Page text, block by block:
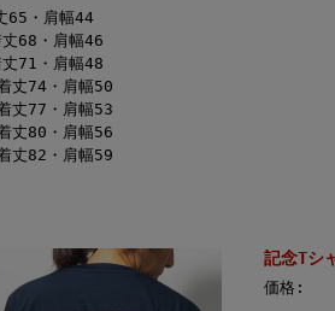
65・肩幅44
68・肩幅46
71・肩幅48
丈74・肩幅50
丈77・肩幅53
丈80・肩幅56
丈82・肩幅59
記念Tシ
価格: